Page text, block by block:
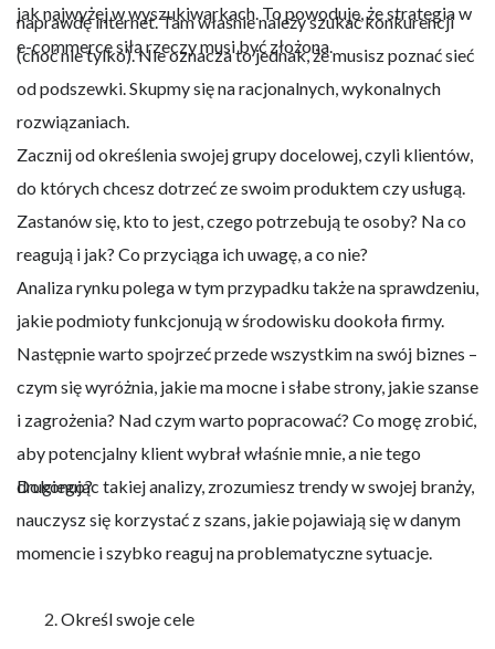
jak najwyżej w wyszukiwarkach. To powoduje, że strategia w
e-commerce siłą rzeczy musi być złożona.
naprawdę internet. Tam właśnie należy szukać konkurencji
(choć nie tylko). Nie oznacza to jednak, że musisz poznać sieć
od podszewki. Skupmy się na racjonalnych, wykonalnych
rozwiązaniach.
Zacznij od określenia swojej grupy docelowej, czyli klientów,
do których chcesz dotrzeć ze swoim produktem czy usługą.
Zastanów się, kto to jest, czego potrzebują te osoby? Na co
reagują i jak? Co przyciąga ich uwagę, a co nie?
Analiza rynku polega w tym przypadku także na sprawdzeniu,
jakie podmioty funkcjonują w środowisku dookoła firmy.
Następnie warto spojrzeć przede wszystkim na swój biznes –
czym się wyróżnia, jakie ma mocne i słabe strony, jakie szanse
i zagrożenia? Nad czym warto popracować? Co mogę zrobić,
aby potencjalny klient wybrał właśnie mnie, a nie tego
drugiego?
Dokonując takiej analizy, zrozumiesz trendy w swojej branży,
nauczysz się korzystać z szans, jakie pojawiają się w danym
momencie i szybko reaguj na problematyczne sytuacje.
Określ swoje cele